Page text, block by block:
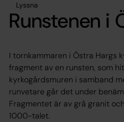
Lyssna
Runstenen i
I tornkammaren i Östra Hargs
fragment av en runsten, som
kyrkogårdsmuren i samband
runvetare går det under
Fragmentet är av grå granit
1000-talet.